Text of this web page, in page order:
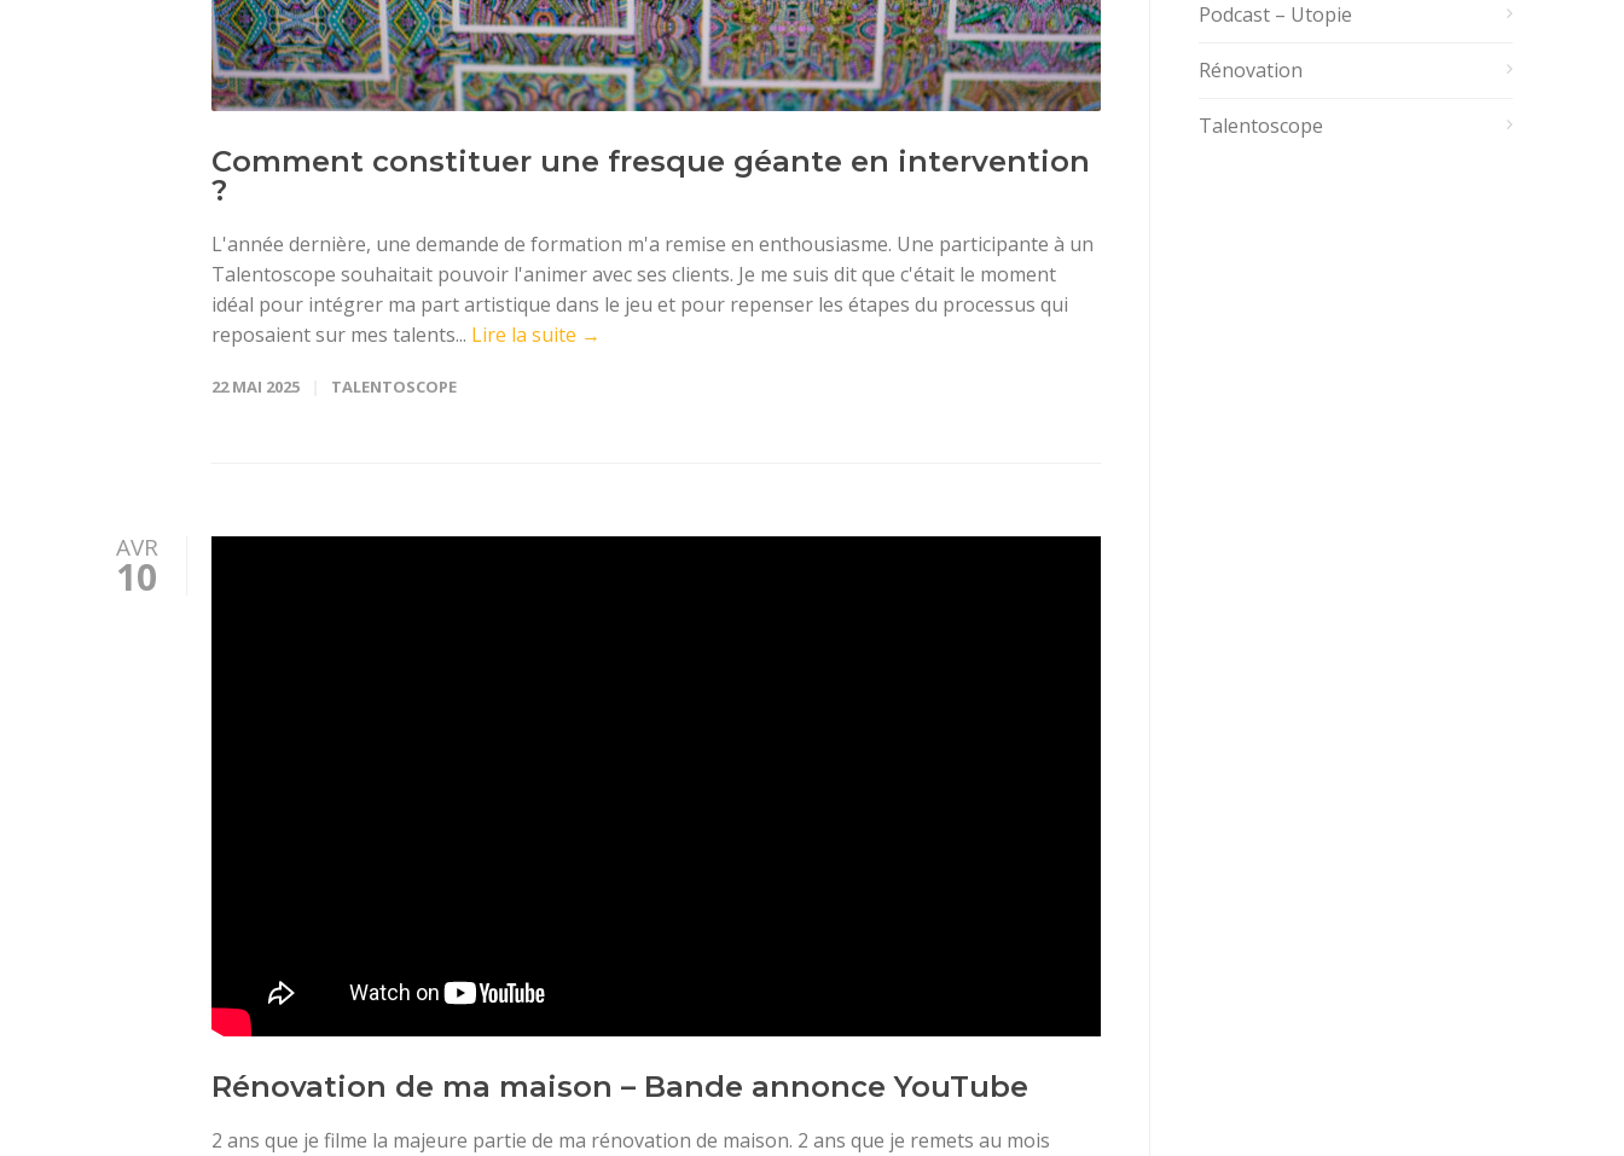
Comment constituer une fresque géante en intervention
?
L'année dernière, une demande de formation m'a remise en enthousiasme. Une participante à un
Talentoscope souhaitait pouvoir l'animer avec ses clients. Je me suis dit que c'était le moment
idéal pour intégrer ma part artistique dans le jeu et pour repenser les étapes du processus qui
reposaient sur mes talents... Lire la suite →
22 MAI 2025 TALENTOSCOPE
AVR
10
Rénovation de ma maison – Bande annonce YouTube
2 ans que je filme la majeure partie de ma rénovation de maison. 2 ans que je remets au mois
Podcast – Utopie
Rénovation
Talentoscope